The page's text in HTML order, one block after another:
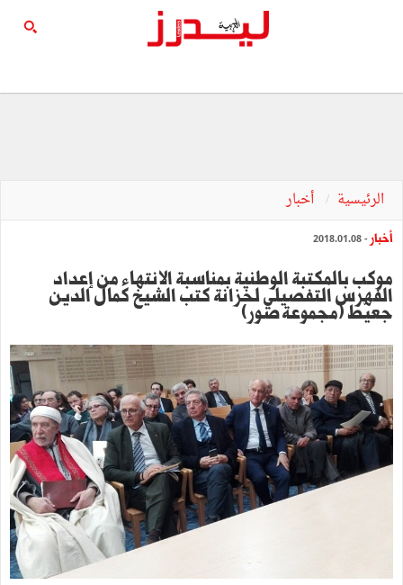
الرئيسية أخبار
أخبار - 2018.01.08
موكب بالمكتبة الوطنية بمناسبة الانتهاء من إعداد
الفهرس التفصيلي لخزانة كتب الشيخ كمال الدين
جعيّط (مجموعة صور)